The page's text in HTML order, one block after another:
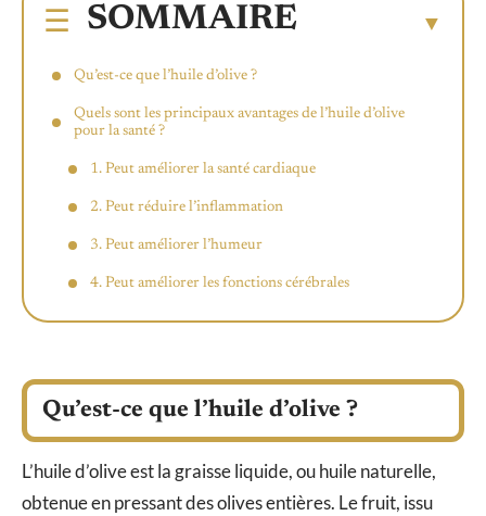
SOMMAIRE
Qu’est-ce que l’huile d’olive ?
Quels sont les principaux avantages de l’huile d’olive
pour la santé ?
1. Peut améliorer la santé cardiaque
2. Peut réduire l’inflammation
3. Peut améliorer l’humeur
4. Peut améliorer les fonctions cérébrales
Qu’est-ce que l’huile d’olive ?
L’huile d’olive est la graisse liquide, ou huile naturelle,
obtenue en pressant des olives entières. Le fruit, issu